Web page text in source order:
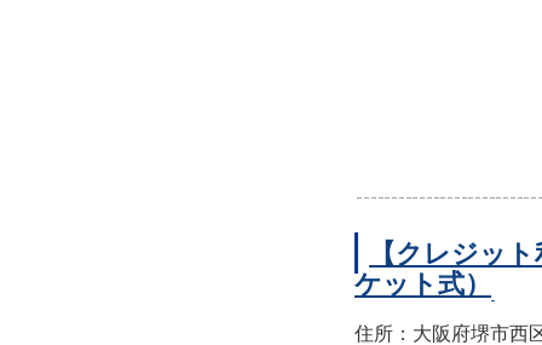
【クレジッ
ケット式）
住所：大阪府堺市西